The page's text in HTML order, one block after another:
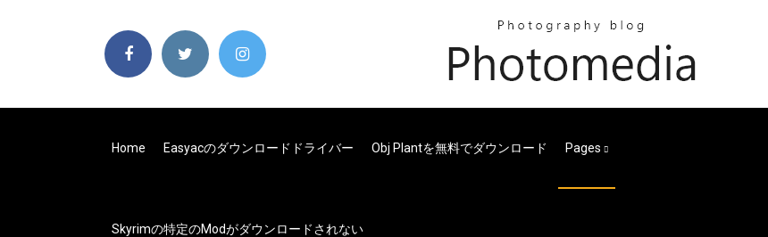
Home Easyacのダウンロードドライバー Obj Plantを無料でダウンロード Pages
Skyrimの特定のModがダウンロードされない